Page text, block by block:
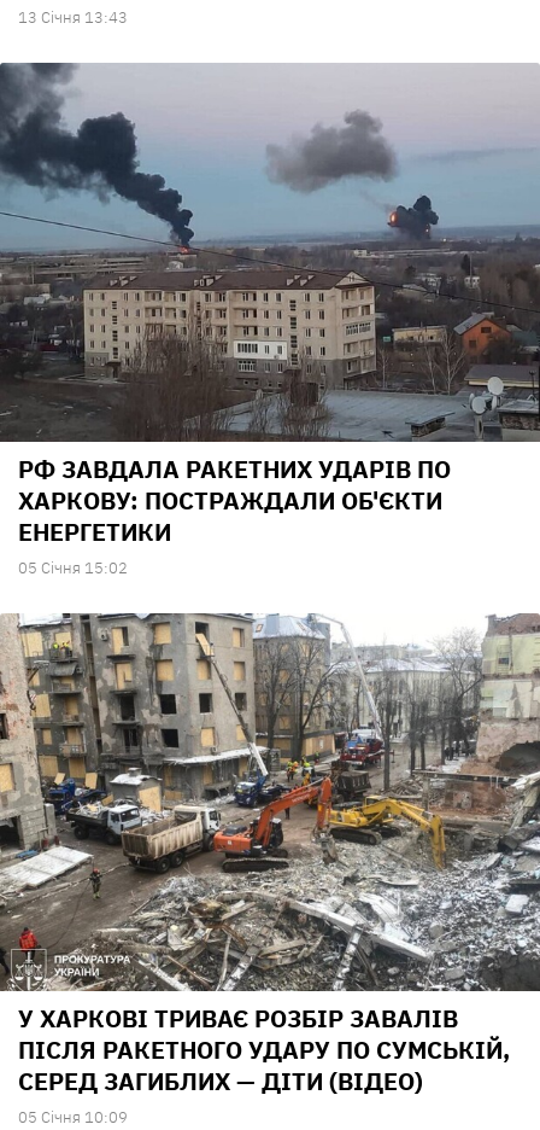
13 Сiчня 13:43
РФ ЗАВДАЛА РАКЕТНИХ УДАРІВ ПО
ХАРКОВУ: ПОСТРАЖДАЛИ ОБ'ЄКТИ
ЕНЕРГЕТИКИ
05 Сiчня 15:02
У ХАРКОВІ ТРИВАЄ РОЗБІР ЗАВАЛІВ
ПІСЛЯ РАКЕТНОГО УДАРУ ПО СУМСЬКІЙ,
СЕРЕД ЗАГИБЛИХ — ДІТИ (ВІДЕО)
05 Сiчня 10:09